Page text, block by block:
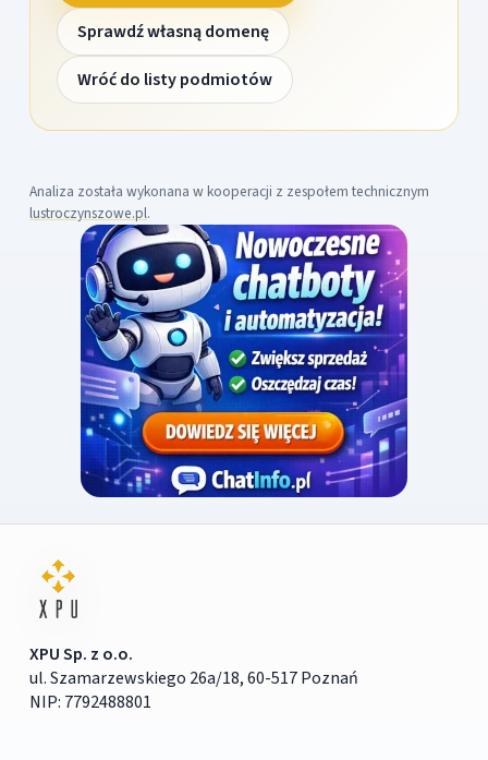
Sprawdź własną domenę
Wróć do listy podmiotów
Analiza została wykonana w kooperacji z zespołem technicznym
lustroczynszowe.pl.
XPU Sp. z o.o.
ul. Szamarzewskiego 26a/18, 60-517 Poznań
NIP: 7792488801